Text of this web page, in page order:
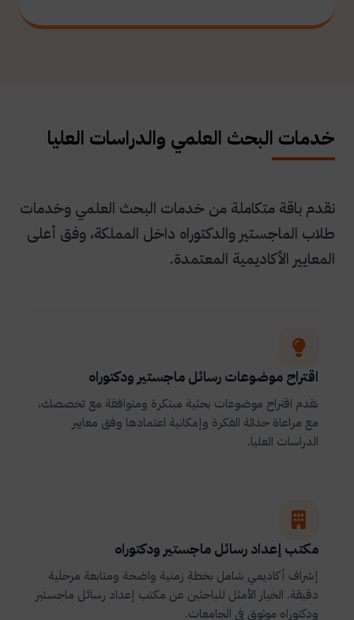
خدمات البحث العلمي والدراسات العليا
نقدم باقة متكاملة من خدمات البحث العلمي وخدمات
طلاب الماجستير والدكتوراه داخل المملكة، وفق أعلى
المعايير الأكاديمية المعتمدة.
اقتراح موضوعات رسائل ماجستير ودكتوراه
نقدم اقتراح موضوعات بحثية مبتكرة ومتوافقة مع تخصصك،
مع مراعاة حداثة الفكرة وإمكانية اعتمادها وفق معايير
الدراسات العليا.
مكتب إعداد رسائل ماجستير ودكتوراه
إشراف أكاديمي شامل بخطة زمنية واضحة ومتابعة مرحلية
دقيقة. الخيار الأمثل للباحثين عن مكتب إعداد رسائل ماجستير
ودكتوراه موثوق في الجامعات.